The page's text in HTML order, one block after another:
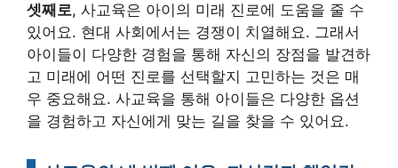
셋째로, 사교육은 아이의 미래 진로에 도움을 줄 수
있어요. 현대 사회에서는 경쟁이 치열해요. 그래서
아이들이 다양한 경험을 통해 자신의 장점을 발견하
고 미래에 어떤 진로를 선택할지 고민하는 것은 매
우 중요해요. 사교육을 통해 아이들은 다양한 옵션
을 경험하고 자신에게 맞는 길을 찾을 수 있어요.